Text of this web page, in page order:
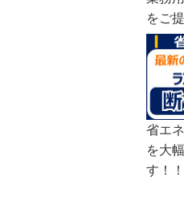
をご
省エ
を大
す！！